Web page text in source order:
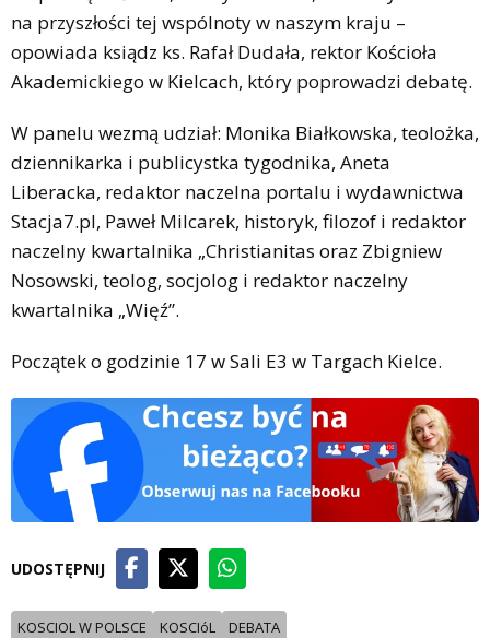
na przyszłości tej wspólnoty w naszym kraju –
opowiada ksiądz ks. Rafał Dudała, rektor Kościoła
Akademickiego w Kielcach, który poprowadzi debatę.
W panelu wezmą udział: Monika Białkowska, teolożka,
dziennikarka i publicystka tygodnika, Aneta
Liberacka, redaktor naczelna portalu i wydawnictwa
Stacja7.pl, Paweł Milcarek, historyk, filozof i redaktor
naczelny kwartalnika „Christianitas oraz Zbigniew
Nosowski, teolog, socjolog i redaktor naczelny
kwartalnika „Więź”.
Początek o godzinie 17 w Sali E3 w Targach Kielce.
UDOSTĘPNIJ
KOSCIOL W POLSCE KOSCIóL DEBATA